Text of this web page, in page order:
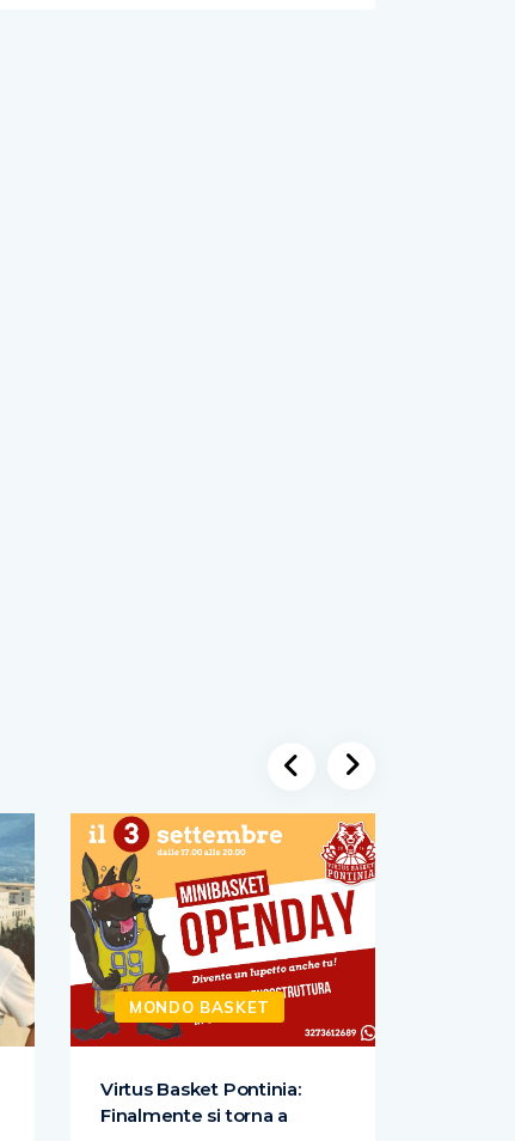
MONDO BASKET
Virtus Basket Pontinia:
Finalmente si torna a